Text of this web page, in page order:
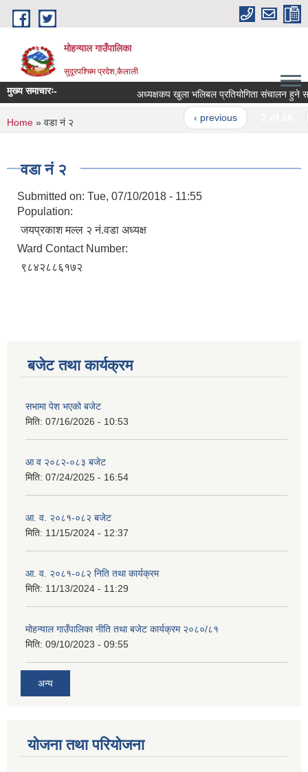
Skip to main content
मोहन्याल गाउँपालिका
सुदूरपश्चिम प्रदेश,कैलाली
मुख्य समाचारः- अध्यक्षकप खुला भलिबल प्रतियोगिता संचालन हुने
‹ previous
You are here
Home » वडा नं २
वडा नं २
Submitted on: Tue, 07/10/2018 - 11:55
Population:
जयप्रकाश मल्ल २ नं.वडा अध्यक्ष
Ward Contact Number:
९८४२८८६१७२
बजेट तथा कार्यक्रम
सभामा पेश भएको बजेट
मिति: 07/16/2026 - 10:53
आ व २०८२-०८३ बजेट
मिति: 07/24/2025 - 16:54
आ. व. २०८१-०८२ बजेट
मिति: 11/15/2024 - 12:37
आ. व. २०८१-०८२ निति तथा कार्यक्रम
मिति: 11/13/2024 - 11:29
मोहन्याल गाउँपालिका नीति तथा बजेट कार्यक्रम २०८०/८१
मिति: 09/10/2023 - 09:55
अन्य
योजना तथा परियोजना